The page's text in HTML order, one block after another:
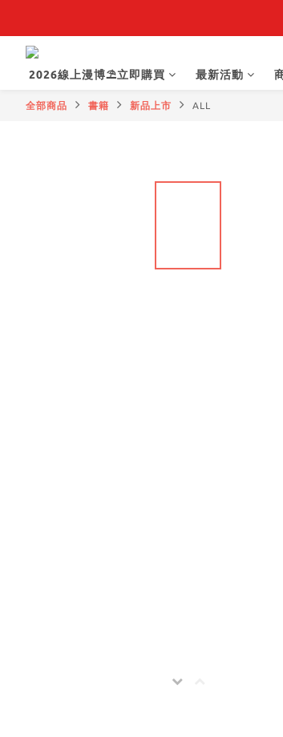
2026線上漫博⛱️立即購買
最新活動
全部商品 書籍 新品上市 ALL